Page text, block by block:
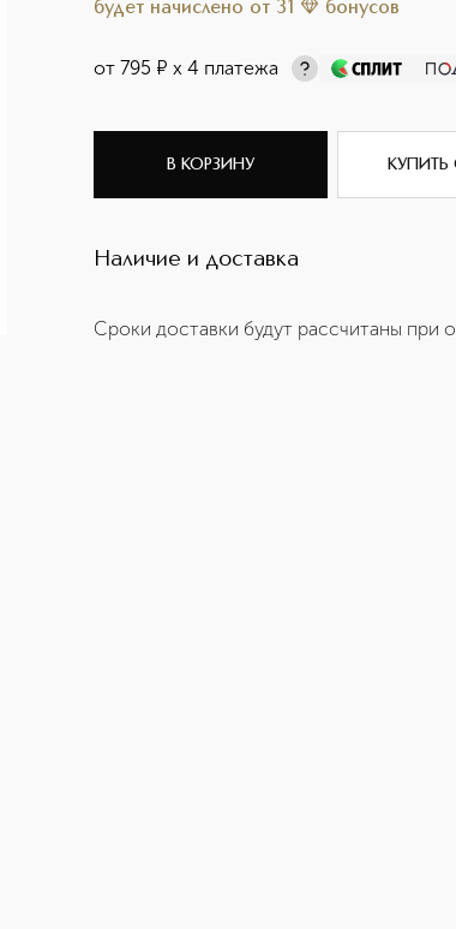
будет начислено от 31 бонусов
от795 ¤ х 4 платежа
В КОРЗИНУ КУПИТЬ
Наличие и доставка
Сроки доставки будут рассчитаны при